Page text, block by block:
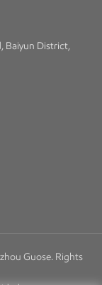
Baiyun District,
Guose. Rights